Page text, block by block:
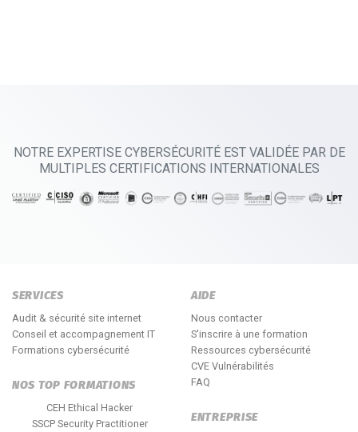
NOTRE EXPERTISE CYBERSÉCURITÉ EST VALIDÉE PAR DE
MULTIPLES CERTIFICATIONS INTERNATIONALES
SERVICES
Audit & sécurité site internet
Conseil et accompagnement IT
Formations cybersécurité
NOS TOP FORMATIONS
CEH Ethical Hacker
SSCP Security Practitioner
AIDE
Nous contacter
S'inscrire à une formation
Ressources cybersécurité
CVE Vulnérabilités
FAQ
ENTREPRISE